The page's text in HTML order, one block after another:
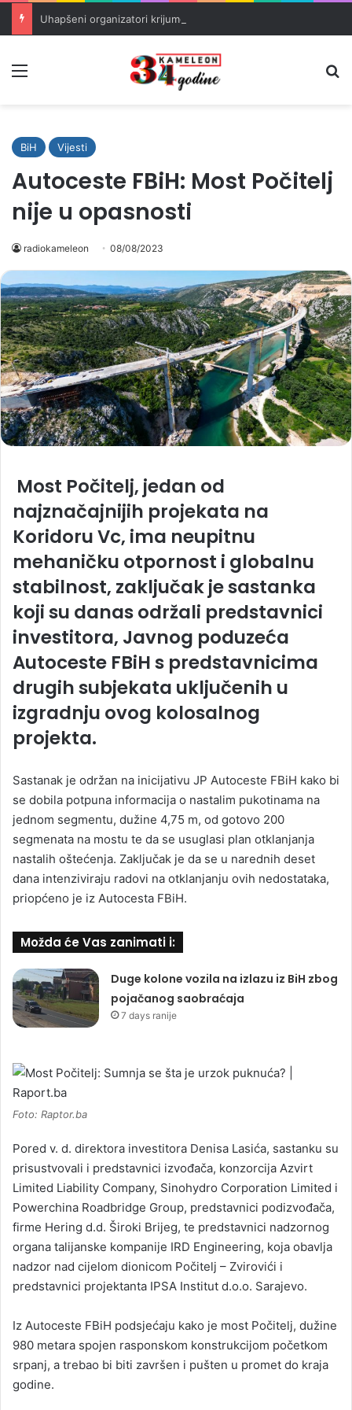
BiH Vijesti
Autoceste FBiH: Most Počitelj
nije u opasnosti
radiokameleon 08/08/2023
Most Počitelj, jedan od
najznačajnijih projekata na
Koridoru Vc, ima neupitnu
mehaničku otpornost i globalnu
stabilnost, zaključak je sastanka
koji su danas održali predstavnici
investitora, Javnog poduzeća
Autoceste FBiH s predstavnicima
drugih subjekata uključenih u
izgradnju ovog kolosalnog
projekta.
Sastanak je održan na inicijativu JP Autoceste FBiH kako bi
se dobila potpuna informacija o nastalim pukotinama na
jednom segmentu, dužine 4,75 m, od gotovo 200
segmenata na mostu te da se usuglasi plan otklanjanja
nastalih oštećenja. Zaključak je da se u narednih deset
dana intenziviraju radovi na otklanjanju ovih nedostataka,
priopćeno je iz Autocesta FBiH.
Možda će Vas zanimati i:
Duge kolone vozila na izlazu iz BiH zbog
pojačanog saobraćaja
7 days ranije
Foto: Raptor.ba
Pored v. d. direktora investitora Denisa Lasića, sastanku su
prisustvovali i predstavnici izvođača, konzorcija Azvirt
Limited Liability Company, Sinohydro Corporation Limited i
Powerchina Roadbridge Group, predstavnici podizvođača,
firme Hering d.d. Široki Brijeg, te predstavnici nadzornog
organa talijanske kompanije IRD Engineering, koja obavlja
nadzor nad cijelom dionicom Počitelj – Zvirovići i
predstavnici projektanta IPSA Institut d.o.o. Sarajevo.
Iz Autoceste FBiH podsjećaju kako je most Počitelj, dužine
980 metara spojen rasponskom konstrukcijom početkom
srpanj, a trebao bi biti završen i pušten u promet do kraja
godine.